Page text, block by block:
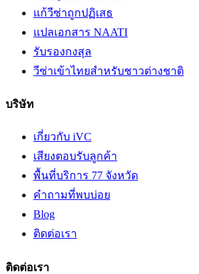
แก้วีซ่าถูกปฏิเสธ
แปลเอกสาร NAATI
รับรองกงสุล
วีซ่าเข้าไทยสำหรับชาวต่างชาติ
บริษัท
เกี่ยวกับ iVC
เสียงตอบรับลูกค้า
พื้นที่บริการ 77 จังหวัด
คำถามที่พบบ่อย
Blog
ติดต่อเรา
ติดต่อเรา